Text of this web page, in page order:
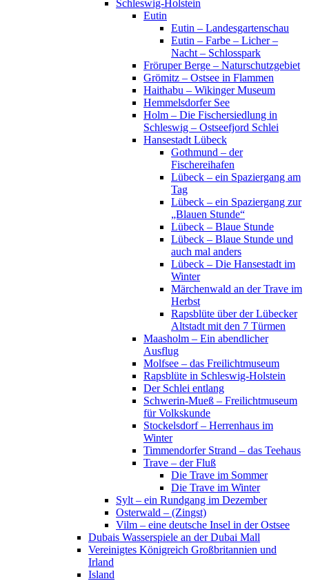
Schleswig-Holstein
Eutin
Eutin – Landesgartenschau
Eutin – Farbe – Licher –
Nacht – Schlosspark
Fröruper Berge – Naturschutzgebiet
Grömitz – Ostsee in Flammen
Haithabu – Wikinger Museum
Hemmelsdorfer See
Holm – Die Fischersiedlung in
Schleswig – Ostseefjord Schlei
Hansestadt Lübeck
Gothmund – der
Fischereihafen
Lübeck – ein Spaziergang am
Tag
Lübeck – ein Spaziergang zur
„Blauen Stunde“
Lübeck – Blaue Stunde
Lübeck – Blaue Stunde und
auch mal anders
Lübeck – Die Hansestadt im
Winter
Märchenwald an der Trave im
Herbst
Rapsblüte über der Lübecker
Altstadt mit den 7 Türmen
Maasholm – Ein abendlicher
Ausflug
Molfsee – das Freilichtmuseum
Rapsblüte in Schleswig-Holstein
Der Schlei entlang
Schwerin-Mueß – Freilichtmuseum
für Volkskunde
Stockelsdorf – Herrenhaus im
Winter
Timmendorfer Strand – das Teehaus
Trave – der Fluß
Die Trave im Sommer
Die Trave im Winter
Sylt – ein Rundgang im Dezember
Osterwald – (Zingst)
Vilm – eine deutsche Insel in der Ostsee
Dubais Wasserspiele an der Dubai Mall
Vereinigtes Königreich Großbritannien und
Irland
Island